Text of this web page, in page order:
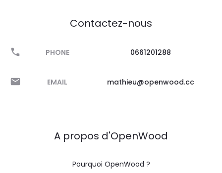
Contactez-nous
PHONE 0661201288
EMAIL mathieu@openwood.cc
A propos d'OpenWood
Pourquoi OpenWood ?